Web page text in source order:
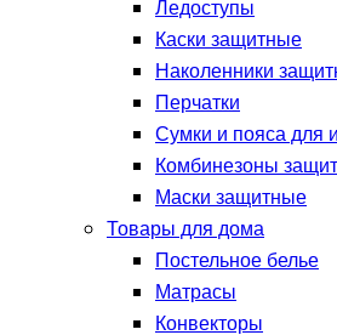
Ледоступы
Каски защитные
Наколенники
Перчатки
Сумки и пояса для
Комбинезоны
Маски защитные
Товары для дома
Постельное белье
Матрасы
Конвекторы